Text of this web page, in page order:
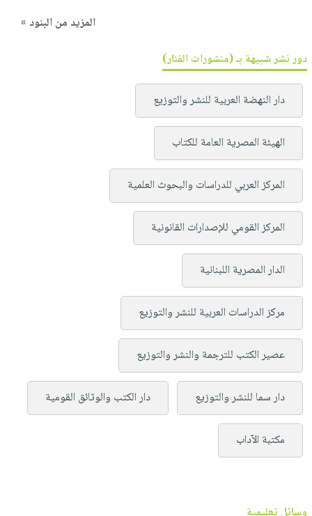
المزيد من البنود »
دور نشر شبيهة بـ (منشورات الفنار)
دار النهضة العربية للنشر والتوزيع
الهيئة المصرية العامة للكتاب
المركز العربي للدراسات والبحوث العلمية
المركز القومي للإصدارات القانونية
الدار المصرية اللبنانية
مركز الدراسات العربية للنشر والتوزيع
عصير الكتب للترجمة والنشر والتوزيع
دار سما للنشر والتوزيع دار الكتب والوثائق القومية
مكتبة الآداب